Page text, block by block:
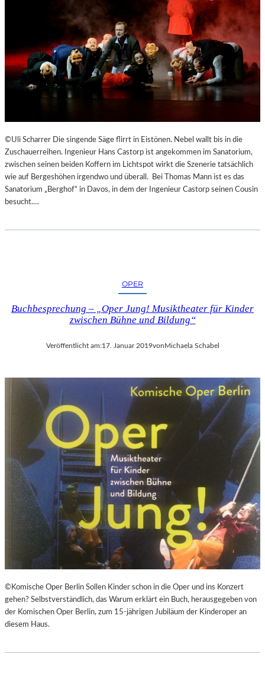
E
N
Ü
S
S
E
N
O
G
A
I
N
R
©Uli Scharrer Die singende Säge flirrt in Eistönen. Nebel wallt bis in die
Zuschauerreihen. Ingenieur Hans Castorp ist angekommen im Sanatorium,
zwischen seinen beiden Koffern im Lichtspot wirkt die Szenerie tatsächlich
wie auf Bergeshöhen irgendwo und überall. Bei Thomas Mann ist es das
Sanatorium „Berghof“ in Davos, in dem der Ingenieur Castorp seinen Cousin
besucht.…
OPER
Buchbesprechung – „Oper Jung! Musiktheater für Kinder
zwischen Bühne und Bildung“
Veröffentlicht am:17. Januar 2019vonMichaela Schabel
©Komische Oper Berlin Sollen Kinder schon in die Oper und ins Konzert
gehen? Selbstverständlich, das Warum erklärt ein Buch, herausgegeben von
der Komischen Oper Berlin, zum 15-jährigen Jubiläum der Kinderoper an
diesem Haus.